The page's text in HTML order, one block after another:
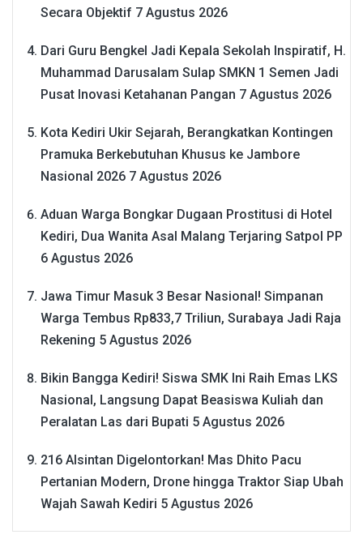
Secara Objektif 7 Agustus 2026
Dari Guru Bengkel Jadi Kepala Sekolah Inspiratif, H.
Muhammad Darusalam Sulap SMKN 1 Semen Jadi
Pusat Inovasi Ketahanan Pangan 7 Agustus 2026
Kota Kediri Ukir Sejarah, Berangkatkan Kontingen
Pramuka Berkebutuhan Khusus ke Jambore
Nasional 2026 7 Agustus 2026
Aduan Warga Bongkar Dugaan Prostitusi di Hotel
Kediri, Dua Wanita Asal Malang Terjaring Satpol PP
6 Agustus 2026
Jawa Timur Masuk 3 Besar Nasional! Simpanan
Warga Tembus Rp833,7 Triliun, Surabaya Jadi Raja
Rekening 5 Agustus 2026
Bikin Bangga Kediri! Siswa SMK Ini Raih Emas LKS
Nasional, Langsung Dapat Beasiswa Kuliah dan
Peralatan Las dari Bupati 5 Agustus 2026
216 Alsintan Digelontorkan! Mas Dhito Pacu
Pertanian Modern, Drone hingga Traktor Siap Ubah
Wajah Sawah Kediri 5 Agustus 2026